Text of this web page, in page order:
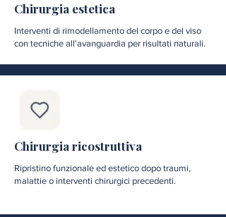
Chirurgia estetica
Interventi di rimodellamento del corpo e del viso
con tecniche all'avanguardia per risultati naturali.
Chirurgia ricostruttiva
Ripristino funzionale ed estetico dopo traumi,
malattie o interventi chirurgici precedenti.